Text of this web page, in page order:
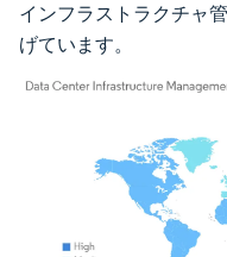
インフラストラクチャ
げています。